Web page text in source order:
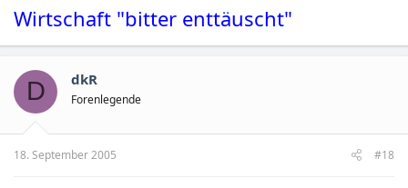
Wirtschaft "bitter enttäuscht"
D dkR
Forenlegende
18. September 2005 #18